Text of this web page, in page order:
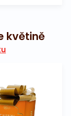
květině